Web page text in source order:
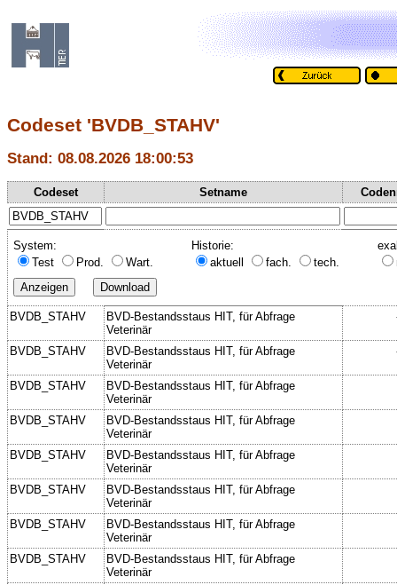
Codeset 'BVDB_STAHV'
Stand: 08.08.2026 18:00:53
Codeset Setname
System:
Test
Prod. Wart.
Historie:
aktuell
fach. tech.
BVDB_STAHV
BVD-Bestandsstaus HIT, für Abfrage
Veterinär
BVDB_STAHV
BVD-Bestandsstaus HIT, für Abfrage
Veterinär
BVDB_STAHV
BVD-Bestandsstaus HIT, für Abfrage
Veterinär
BVDB_STAHV
BVD-Bestandsstaus HIT, für Abfrage
Veterinär
BVDB_STAHV
BVD-Bestandsstaus HIT, für Abfrage
Veterinär
BVDB_STAHV
BVD-Bestandsstaus HIT, für Abfrage
Veterinär
BVDB_STAHV
BVD-Bestandsstaus HIT, für Abfrage
Veterinär
BVDB_STAHV
BVD-Bestandsstaus HIT, für Abfrage
Veterinär